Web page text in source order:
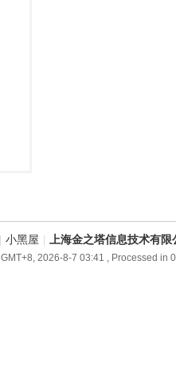
小黑屋 上海金之塔信息技术有限
GMT+8, 2026-8-7 03:41 , Processed in